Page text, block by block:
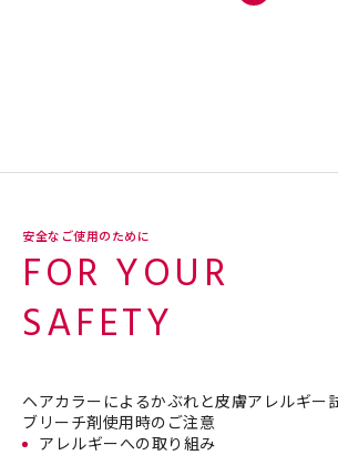
FOR YOUR
SAFETY
安全なご使用のために
ヘアカラーによるかぶれと皮膚アレルギー
ブリーチ剤使用時のご注意
アレルギーへの取り組み